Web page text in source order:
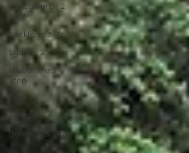
Christchurch 2.
Stop
Auckland 3. Teil
Sydney 2. Stop
Melbourne 3.
Stop
Naturns
Koh Samui
Bangkok 3. Stop